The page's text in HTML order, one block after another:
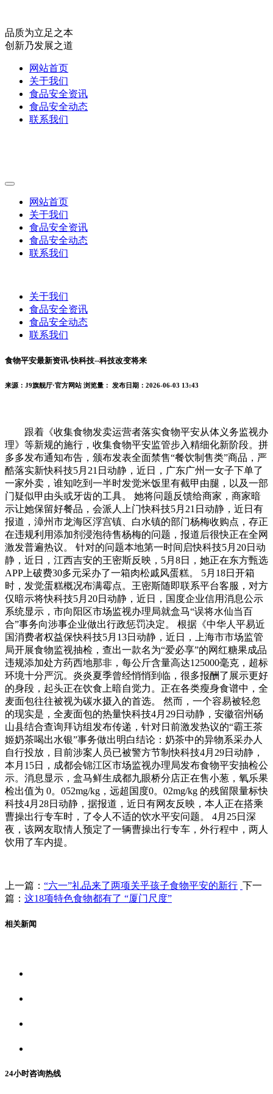
品质为立足之本
创新乃发展之道
网站首页
关于我们
食品安全资讯
食品安全动态
联系我们
网站首页
关于我们
食品安全资讯
食品安全动态
联系我们
关于我们
食品安全资讯
食品安全动态
联系我们
食物平安最新资讯-快科技--科技改变将来
来源：J9旗舰厅·官方网站 浏览量： 发布日期：2026-06-03 13:43
跟着《收集食物发卖运营者落实食物平安从体义务监视办
理》等新规的施行，收集食物平安监管步入精细化新阶段。拼
多多发布通知布告，颁布发表全面禁售“餐饮制售类”商品，严
酷落实新快科技5月21日动静，近日，广东广州一女子下单了
一家外卖，谁知吃到一半时发觉米饭里有截甲由腿，以及一部
门疑似甲由头或牙齿的工具。 她将问题反馈给商家，商家暗
示让她保留好餐品，会派人上门快科技5月21日动静，近日有
报道，漳州市龙海区浮宫镇、白水镇的部门杨梅收购点，存正
在违规利用添加剂浸泡待售杨梅的问题，报道后很快正在全网
激发普遍热议。 针对的问题本地第一时间启快科技5月20日动
静，近日，江西吉安的王密斯反映，5月8日，她正在东方甄选
APP上破费30多元采办了一箱肉松戚风蛋糕。 5月18日开箱
时，发觉蛋糕概况布满霉点。王密斯随即联系平台客服，对方
仅暗示将快科技5月20日动静，近日，国度企业信用消息公示
系统显示，市向阳区市场监视办理局就盒马“误将水仙当百
合”事务向涉事企业做出行政惩罚决定。 根据《中华人平易近
国消费者权益保快科技5月13日动静，近日，上海市市场监管
局开展食物监视抽检，查出一款名为“爱必享”的网红糖果成品
违规添加处方药西地那非，每公斤含量高达125000毫克，超标
环境十分严沉。炎炎夏季曾经悄悄到临，很多报酬了展示更好
的身段，起头正在饮食上暗自觉力。正在各类瘦身食谱中，全
麦面包往往被视为碳水摄入的首选。 然而，一个容易被轻忽
的现实是，全麦面包的热量快科技4月29日动静，安徽宿州砀
山县结合查询拜访组发布传递，针对日前激发热议的“霸王茶
姬奶茶喝出水银”事务做出明白结论：奶茶中的异物系采办人
自行投放，目前涉案人员已被警方节制快科技4月29日动静，
本月15日，成都会锦江区市场监视办理局发布食物平安抽检公
示。消息显示，盒马鲜生成都九眼桥分店正在售小葱，氧乐果
检出值为 0。052mg/kg，远超国度0。02mg/kg 的残留限量标快
科技4月28日动静，据报道，近日有网友反映，本人正在搭乘
曹操出行专车时，了令人不适的饮水平安问题。 4月25日深
夜，该网友取情人预定了一辆曹操出行专车，外行程中，两人
饮用了车内提。
上一篇： “六一”礼品来了两项关乎孩子食物平安的新行 下一
篇： 这18项特色食物都有了 “厦门尺度”
相关新闻
24小时咨询热线